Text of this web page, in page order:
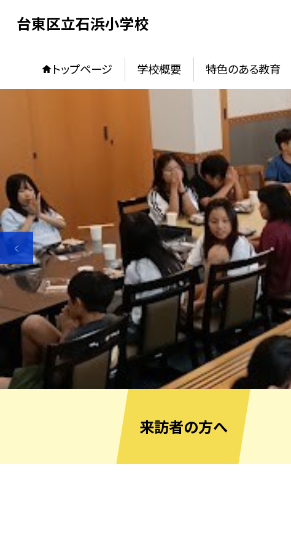
台東区立石浜小学校
トップページ 学校概要 特色のある教育
来訪者の方へ